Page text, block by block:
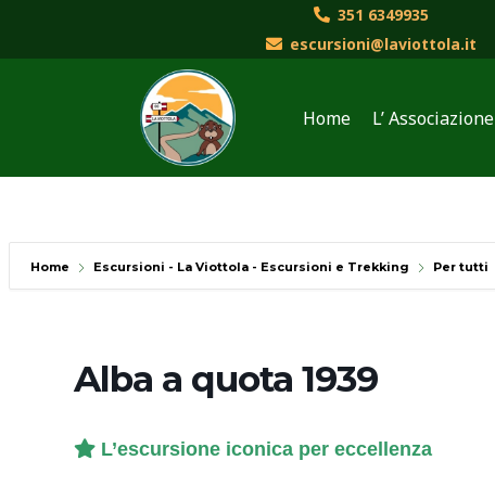
351 6349935
escursioni@laviottola.it
Home L’ Associazione
Home Escursioni - La Viottola - Escursioni e Trekking Per tutti
Alba a quota 1939
L’escursione iconica per eccellenza